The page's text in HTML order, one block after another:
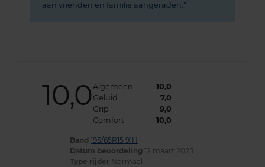
aan vrienden en familie aangeraden.
10,0 Algemeen
10,0
Geluid
7,0
Grip
9,0
Comfort
10,0
Band 195/65R15 91H
Datum beoordeling 12 maart 2025
Type rijder Normaal